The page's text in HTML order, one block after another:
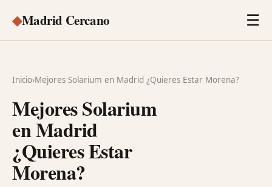
◆Madrid Cercano ☰
Inicio›Mejores Solarium en Madrid ¿Quieres Estar Morena?
Mejores Solarium
en Madrid
¿Quieres Estar
Morena?